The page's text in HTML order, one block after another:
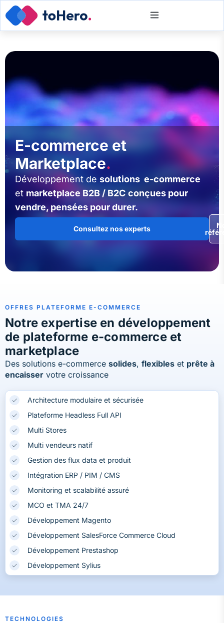
E-commerce et
Marketplace.
Développement de solutions e-commerce
et marketplace B2B / B2C conçues pour
vendre, pensées pour durer.
Consultez nos experts
OFFRES PLATEFORME E-COMMERCE
Notre expertise en développement
de plateforme e-commerce et
marketplace
Des solutions e-commerce solides, flexibles et prête à
encaisser votre croissance
Architecture modulaire et sécurisée
Plateforme Headless Full API
Multi Stores
Multi vendeurs natif
Gestion des flux data et produit
Intégration ERP / PIM / CMS
Monitoring et scalabilité assuré
MCO et TMA 24/7
Développement Magento
Développement SalesForce Commerce Cloud
Développement Prestashop
Développement Sylius
TECHNOLOGIES